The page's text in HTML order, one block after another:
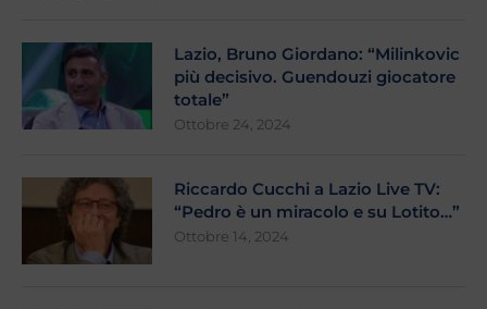
Lazio, Bruno Giordano: “Milinkovic
più decisivo. Guendouzi giocatore
totale”
Ottobre 24, 2024
Riccardo Cucchi a Lazio Live TV:
“Pedro è un miracolo e su Lotito…”
Ottobre 14, 2024